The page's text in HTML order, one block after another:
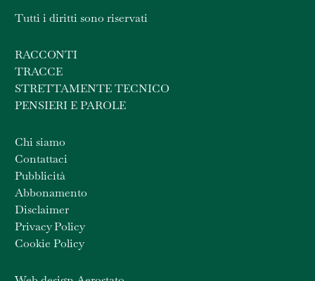
Tutti i diritti sono riservati
RACCONTI
TRACCE
STRETTAMENTE TECNICO
PENSIERI E PAROLE
Chi siamo
Contattaci
Pubblicità
Abbonamento
Disclaimer
Privacy Policy
Cookie Policy